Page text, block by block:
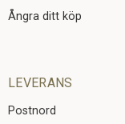
Ångra ditt köp
LEVERANS
Postnord